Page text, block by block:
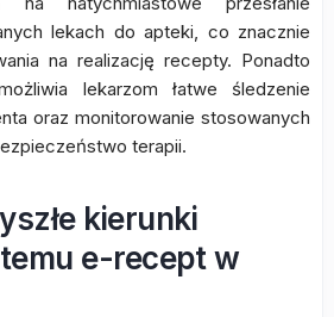
lekach do apteki, co znacznie
na realizację recepty. Ponadto
lekarzom łatwe śledzenie
oraz monitorowanie stosowanych
terapii.
kierunki
e-recept w